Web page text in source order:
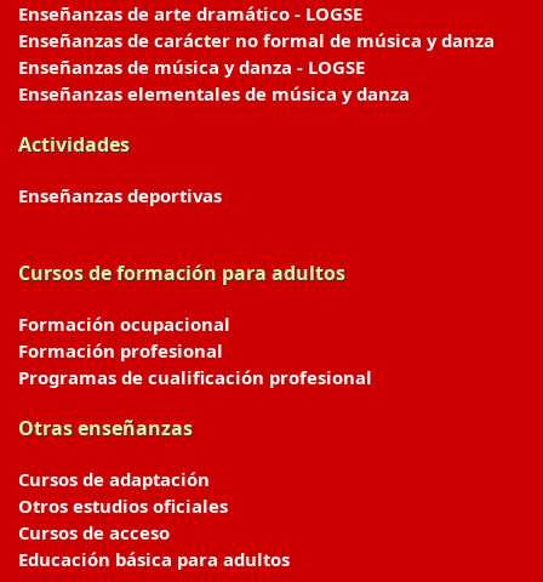
Enseñanzas de arte dramático - LOGSE
Enseñanzas de carácter no formal de música y danza
Enseñanzas de música y danza - LOGSE
Enseñanzas elementales de música y danza
Actividades
Enseñanzas deportivas
Cursos de formación para adultos
Formación ocupacional
Formación profesional
Programas de cualificación profesional
Otras enseñanzas
Cursos de adaptación
Otros estudios oficiales
Cursos de acceso
Educación básica para adultos